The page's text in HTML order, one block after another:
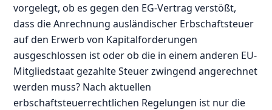
vorgelegt, ob es gegen den EG-Vertrag verstößt,
dass die Anrechnung ausländischer Erbschaftsteuer
auf den Erwerb von Kapitalforderungen
ausgeschlossen ist oder ob die in einem anderen EU-
Mitgliedstaat gezahlte Steuer zwingend angerechnet
werden muss? Nach aktuellen
erbschaftsteuerrechtlichen Regelungen ist nur die